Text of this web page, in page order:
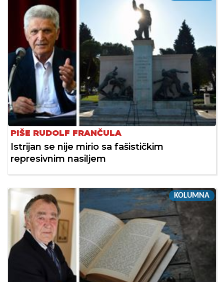
PIŠE RUDOLF FRANČULA
Istrijan se nije mirio sa fašističkim
represivnim nasiljem
KOLUMNA